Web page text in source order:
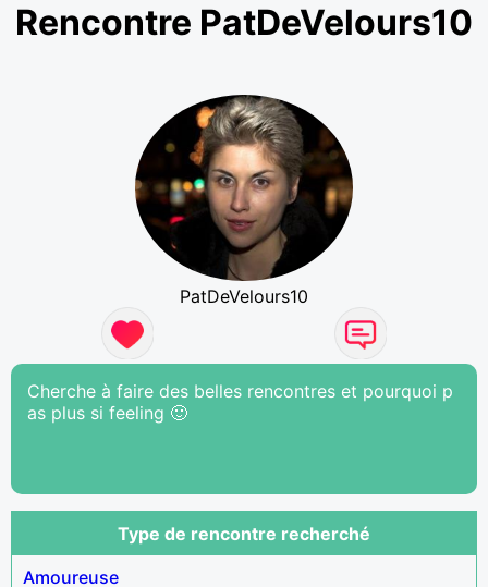
Rencontre PatDeVelours10
PatDeVelours10
Cherche à faire des belles rencontres et pourquoi p
as plus si feeling 🙂
Type de rencontre recherché
Amoureuse